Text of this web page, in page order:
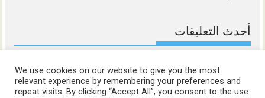
أحدث التعليقات
We use cookies on our website to give you the most
relevant experience by remembering your preferences and
repeat visits. By clicking “Accept All”, you consent to the use